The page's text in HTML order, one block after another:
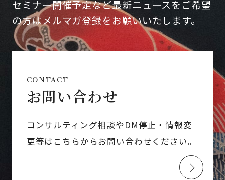
セミナー開催予定など最新ニュースをご希望
の方はメルマガ登録をお願いいたします。
CONTACT
お問い合わせ
コンサルティング相談やDM停止・情報変
更等はこちらからお問い合わせください。